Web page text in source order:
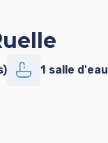
1 salle d'eau